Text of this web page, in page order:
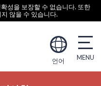
성을 보장할 수 없습니다. 또한
않을 수 있습니다.
언어